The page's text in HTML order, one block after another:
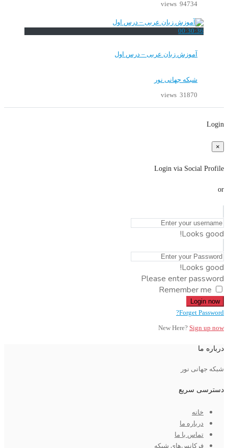
94734 views
00:30:36
آموزش زبان عربی – درس اول
شبکه جهانی نور
31870 views
Login
×
Login via Social Profile
or
Looks good!
Looks good!
Please enter password
Remember me
Login now
Forget Password?
New Here? Sign up now
درباره ما
شبکه جهانی نور
دسترسی سریع
خانه
درباره ما
تماس با ما
فرکانس‌های شبکه